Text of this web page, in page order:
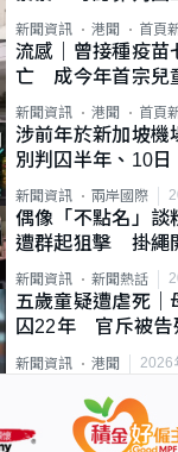
類案最惡劣
新聞資訊 港聞 首頁
流感｜曾接種疫苗
亡 成今年首宗兒
新聞資訊 港聞 首頁
涉前年於新加坡
別判囚半年、10日
新聞資訊 兩岸國際
偶像「不點名」
遭群起狙擊 掛繩
新聞資訊 新聞熱話
五歲童疑遭虐死｜
囚22年 官斥被告
新聞資訊 港聞 2026